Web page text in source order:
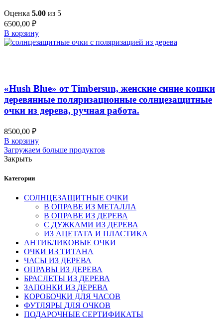
Оценка 5.00 из 5
6500,00 ₽
В корзину
«Hush Blue» от Timbersun, женские синие кошки
деревянные поляризационные солнцезащитные
очки из дерева, ручная работа.
8500,00 ₽
В корзину
Загружаем больше продуктов
Закрыть
Категории
СОЛНЦЕЗАЩИТНЫЕ ОЧКИ
В ОПРАВЕ ИЗ МЕТАЛЛА
В ОПРАВЕ ИЗ ДЕРЕВА
С ДУЖКАМИ ИЗ ДЕРЕВА
ИЗ АЦЕТАТА И ПЛАСТИКА
АНТИБЛИКОВЫЕ ОЧКИ
ОЧКИ ИЗ ТИТАНА
ЧАСЫ ИЗ ДЕРЕВА
ОПРАВЫ ИЗ ДЕРЕВА
БРАСЛЕТЫ ИЗ ДЕРЕВА
ЗАПОНКИ ИЗ ДЕРЕВА
КОРОБОЧКИ ДЛЯ ЧАСОВ
ФУТЛЯРЫ ДЛЯ ОЧКОВ
ПОДАРОЧНЫЕ СЕРТИФИКАТЫ